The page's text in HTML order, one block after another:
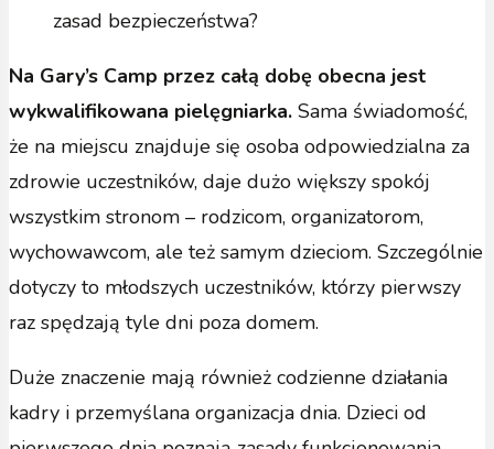
zasad bezpieczeństwa?
Na Gary’s Camp przez całą dobę obecna jest
wykwalifikowana pielęgniarka. Sama świadomość,
że na miejscu znajduje się osoba odpowiedzialna za
zdrowie uczestników, daje dużo większy spokój
wszystkim stronom – rodzicom, organizatorom,
wychowawcom, ale też samym dzieciom. Szczególnie
dotyczy to młodszych uczestników, którzy pierwszy
raz spędzają tyle dni poza domem.
Duże znaczenie mają również codzienne działania
kadry i przemyślana organizacja dnia. Dzieci od